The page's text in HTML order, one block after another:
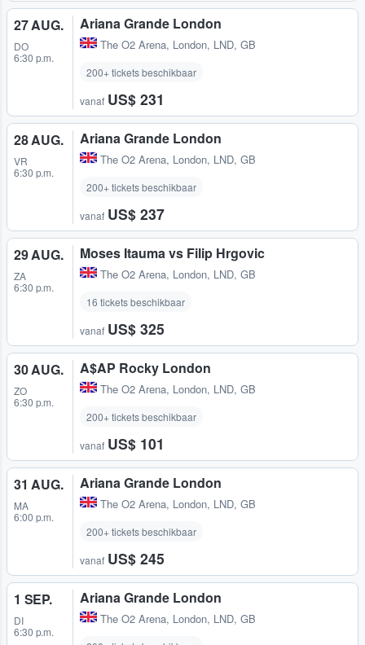
27 AUG.
DO
6:30 p.m.
Ariana Grande London
The O2 Arena, London, LND, GB
200+ tickets beschikbaar
vanaf US$ 231
28 AUG.
VR
6:30 p.m.
Ariana Grande London
The O2 Arena, London, LND, GB
200+ tickets beschikbaar
vanaf US$ 237
29 AUG.
ZA
6:30 p.m.
Moses Itauma vs Filip Hrgovic
The O2 Arena, London, LND, GB
16 tickets beschikbaar
vanaf US$ 325
30 AUG.
ZO
6:30 p.m.
A$AP Rocky London
The O2 Arena, London, LND, GB
200+ tickets beschikbaar
vanaf US$ 101
31 AUG.
MA
6:00 p.m.
Ariana Grande London
The O2 Arena, London, LND, GB
200+ tickets beschikbaar
vanaf US$ 245
1 SEP.
DI
6:30 p.m.
Ariana Grande London
The O2 Arena, London, LND, GB